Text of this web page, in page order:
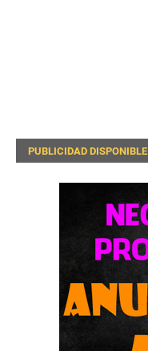
PUBLICIDAD DISPONIBLE